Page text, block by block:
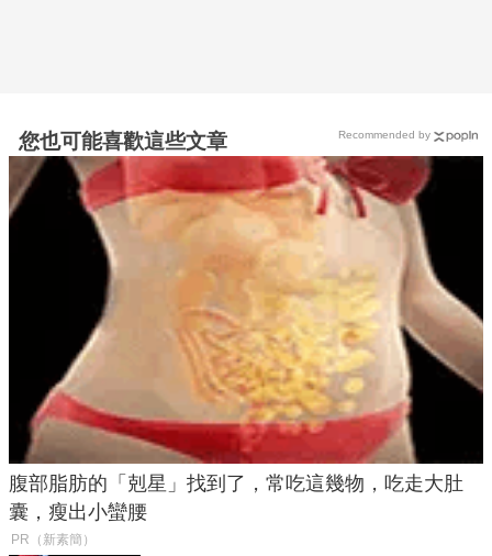
您也可能喜歡這些文章
腹部脂肪的「剋星」找到了，常吃這幾物，吃走大肚
囊，瘦出小蠻腰
PR（新素簡）
Recommended by